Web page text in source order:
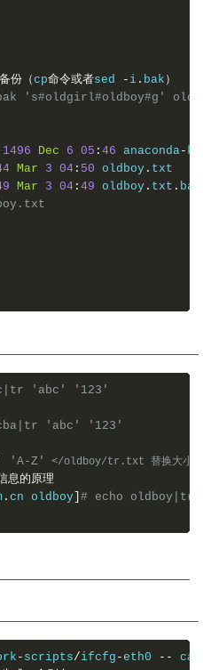
份（cp命令或者sed - i . bak ）
's#oldgirl#oldboy#g'
1496 Dec 6 05 : 46 anaconda- ks
Mar 3 04 : 50 oldboy .
Mar 3 04 : 49 oldboy . txt .
'abc' '123'
'abc' '123'
'A-Z' </oldboy/tr.txt 替换大小写
息的原理
. cn oldboy] # echo
- scripts/ifcfg -eth0 --